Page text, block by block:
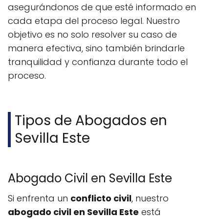
asegurándonos de que esté informado en
cada etapa del proceso legal. Nuestro
objetivo es no solo resolver su caso de
manera efectiva, sino también brindarle
tranquilidad y confianza durante todo el
proceso.
Tipos de Abogados en
Sevilla Este
Abogado Civil en Sevilla Este
Si enfrenta un conflicto civil, nuestro
abogado civil en Sevilla Este está